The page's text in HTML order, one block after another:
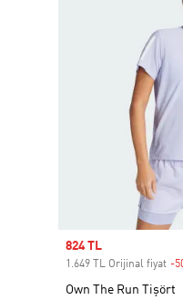
Sale price
824 TL
1.649 TL Orijinal fiyat -
Own The Run Tişört